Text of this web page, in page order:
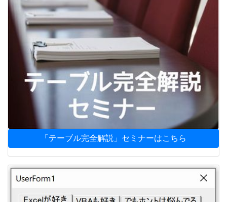
「テーブル完全解説」セミナーはこちら